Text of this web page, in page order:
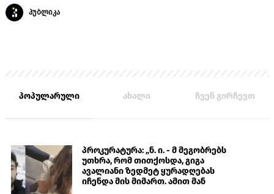
პუბლიკა
პოპულარული ახალი ჩვენ გირჩევთ
პროკურატურა: „ნ. ი. - მ მეგობრებს
უთხრა, რომ თითქოსდა, გიგა
ავალიანი ზედმეტ ყურადღებას
იჩენდა მის მიმართ. ამით მან